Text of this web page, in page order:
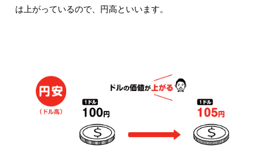
は上がっているので、円高といいます。